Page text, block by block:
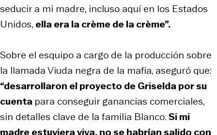
seducir a mi madre, incluso aquí en los Estados
Unidos, ella era la crème de la crème”.
Sobre el esquipo a cargo de la producción sobre
la llamada Viuda negra de la mafia, aseguró que:
“desarrollaron el proyecto de Griselda por su
cuenta para conseguir ganancias comerciales,
sin detalles clave de la familia Blanco.Si mi
madre estuviera viva, no se habrían salido con